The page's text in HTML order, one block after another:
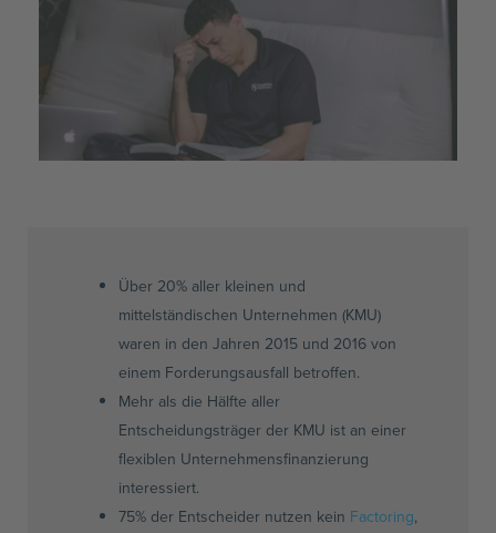
Über 20% aller kleinen und
mittelständischen Unternehmen (KMU)
waren in den Jahren 2015 und 2016 von
einem Forderungsausfall betroffen.
Mehr als die Hälfte aller
Entscheidungsträger der KMU ist an einer
flexiblen Unternehmensfinanzierung
interessiert.
75% der Entscheider nutzen kein Factoring,